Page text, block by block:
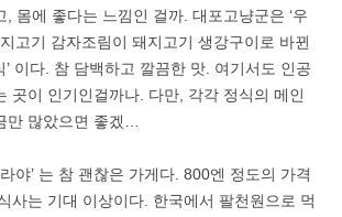
, 몸에 좋다는 느낌인 걸까. 대포고냥군은 ‘우
고기 감자조림이 돼지고기 생강구이로 바뀐
’ 이다. 참 담백하고 깔끔한 맛. 여기서도 인공
곳이 인기인걸까나. 다만, 각각 정식의 메인
만 많았으면 좋겠…
야’ 는 참 괜찮은 가게다. 800엔 정도의 가격
사는 기대 이상이다. 한국에서 팔천원으로 먹